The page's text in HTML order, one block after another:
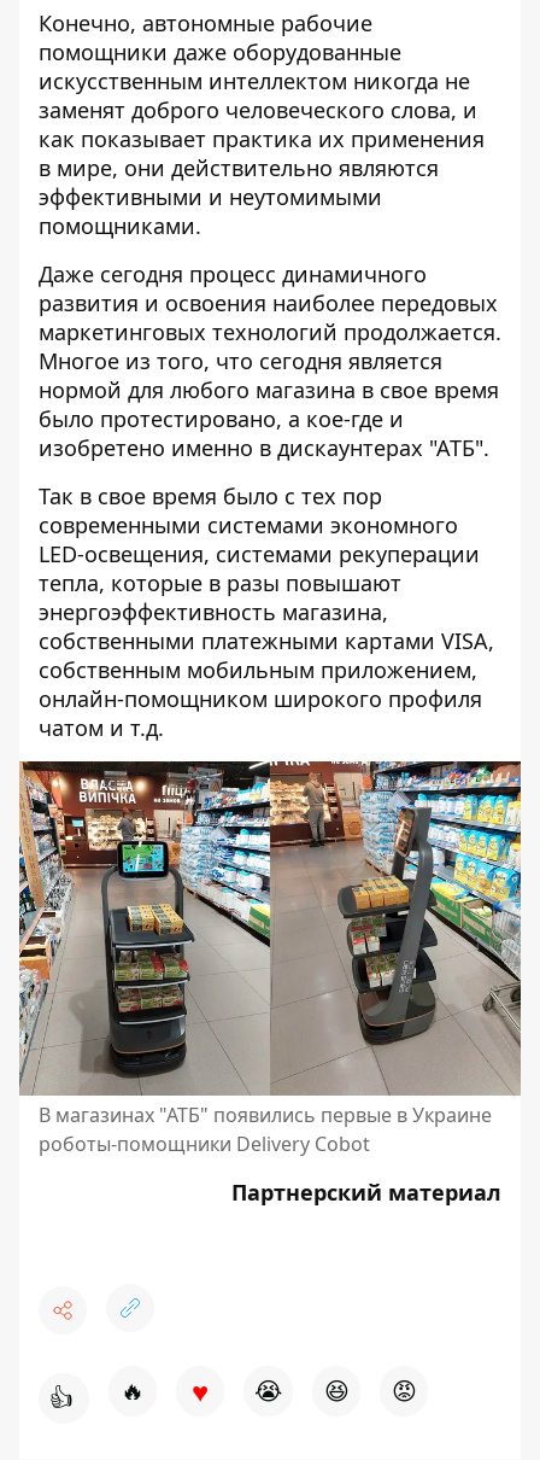
Конечно, автономные рабочие
помощники даже оборудованные
искусственным интеллектом никогда не
заменят доброго человеческого слова, и
как показывает практика их применения
в мире, они действительно являются
эффективными и неутомимыми
помощниками.
Даже сегодня процесс динамичного
развития и освоения наиболее передовых
маркетинговых технологий продолжается.
Многое из того, что сегодня является
нормой для любого магазина в свое время
было протестировано, а кое-где и
изобретено именно в дискаунтерах "АТБ".
Так в свое время было с тех пор
современными системами экономного
LED-освещения, системами рекуперации
тепла, которые в разы повышают
энергоэффективность магазина,
собственными платежными картами VISA,
собственным мобильным приложением,
онлайн-помощником широкого профиля
чатом и т.д.
В магазинах "АТБ" появились первые в Украине
роботы-помощники Delivery Cobot
Партнерский материал
👍 🔥 ♥ 😭 😆 😡